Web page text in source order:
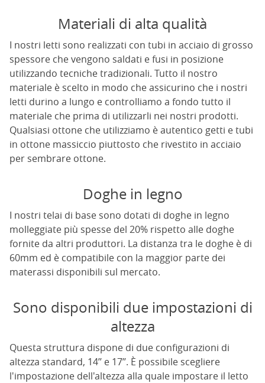
Materiali di alta qualità
I nostri letti sono realizzati con tubi in acciaio di grosso
spessore che vengono saldati e fusi in posizione
utilizzando tecniche tradizionali. Tutto il nostro
materiale è scelto in modo che assicurino che i nostri
letti durino a lungo e controlliamo a fondo tutto il
materiale che prima di utilizzarli nei nostri prodotti.
Qualsiasi ottone che utilizziamo è autentico getti e tubi
in ottone massiccio piuttosto che rivestito in acciaio
per sembrare ottone.
Doghe in legno
I nostri telai di base sono dotati di doghe in legno
molleggiate più spesse del 20% rispetto alle doghe
fornite da altri produttori. La distanza tra le doghe è di
60mm ed è compatibile con la maggior parte dei
materassi disponibili sul mercato.
Sono disponibili due impostazioni di
altezza
Questa struttura dispone di due configurazioni di
altezza standard, 14’’ e 17’’. È possibile scegliere
l'impostazione dell'altezza alla quale impostare il letto